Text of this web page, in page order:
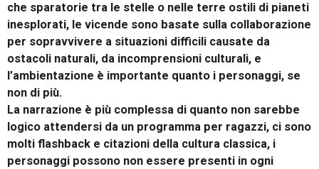
che sparatorie tra le stelle o nelle terre ostili di pianeti
inesplorati, le vicende sono basate sulla collaborazione
per sopravvivere a situazioni difficili causate da
ostacoli naturali, da incomprensioni culturali, e
l’ambientazione è importante quanto i personaggi, se
non di più.
La narrazione è più complessa di quanto non sarebbe
logico attendersi da un programma per ragazzi, ci sono
molti flashback e citazioni della cultura classica, i
personaggi possono non essere presenti in ogni